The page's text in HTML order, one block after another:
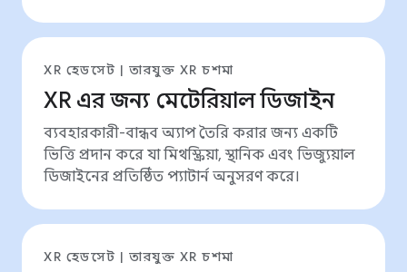
XR হেডসেট | তারযুক্ত XR চশমা
XR এর জন্য মেটেরিয়াল ডিজাইন
ব্যবহারকারী-বান্ধব অ্যাপ তৈরি করার জন্য একটি
ভিত্তি প্রদান করে যা মিথস্ক্রিয়া, স্থানিক এবং ভিজ্যুয়াল
ডিজাইনের প্রতিষ্ঠিত প্যাটার্ন অনুসরণ করে।
XR হেডসেট | তারযুক্ত XR চশমা